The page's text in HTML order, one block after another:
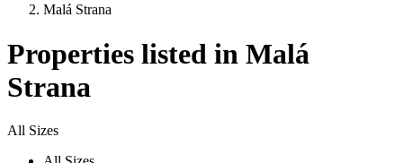
Malá Strana
Properties listed in Malá
Strana
All Sizes